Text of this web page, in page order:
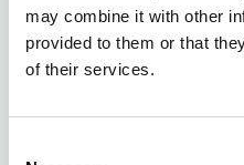
may combine it with other
provided to them or that
of their services.
309 - LJUS BRUN
Öppna färgväljaren